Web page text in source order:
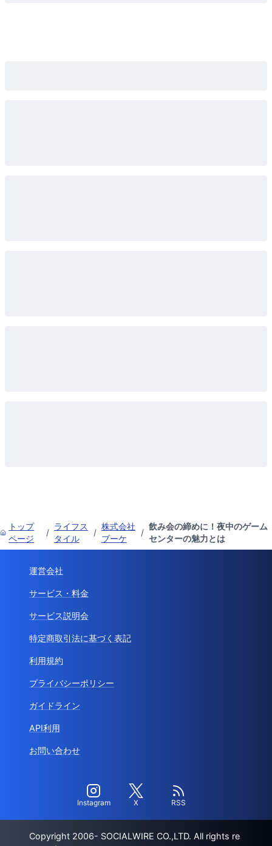
トップ
ページ
/
ライフス
タイル
/
株式会社
ブーケ
/
飲み会の締めに！夜中のゲーム
センターの魅力とは
運営会社
サービス・料金
サービス説明会
特定商取引法に基づく表記
利用規約
プライバシーポリシー
ガイドライン
API利用
お問い合わせ
Instagram X RSS
Copyright 2006- SOCIALWIRE CO.,LTD. All rights re